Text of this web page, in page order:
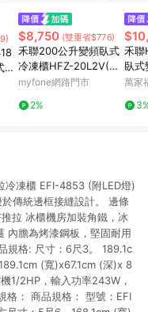
冷
$8,750 (雙重省$776)
禾聯200公升變頻臥式
冷凍櫃HFZ-20L2V(含
標準安裝)
myfone網路門市
2%
禾
臥式
萬家
冷凍櫃 EFI-4853 (附LED燈)
傳統邊框接縫設計。 邊條
拉 冰櫃機房加裝角鐵，冰
內膽為烤漆鋼板，堅固耐用
規格: 尺寸：6尺3。 189.1c
(寬)x67.1cm (深)x 8
1/2HP，輸入功率243W，
格： 商品規格： 型號：EFI